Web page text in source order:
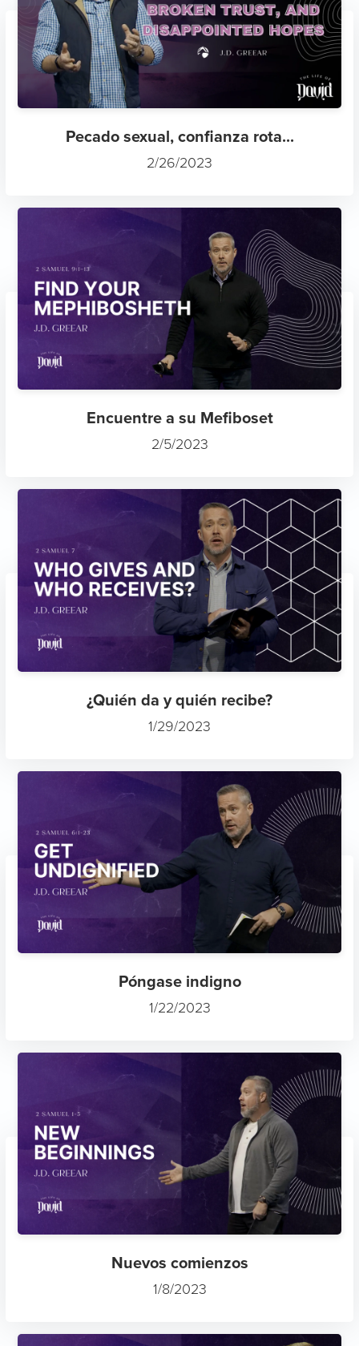
Pecado sexual, confianza rota...
2/26/2023
Encuentre a su Mefiboset
2/5/2023
¿Quién da y quién recibe?
1/29/2023
Póngase indigno
1/22/2023
Nuevos comienzos
1/8/2023